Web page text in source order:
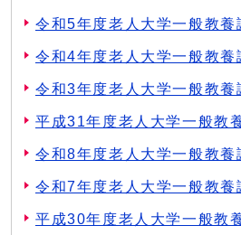
令和5年度老人大学一般教養
令和4年度老人大学一般教養
令和3年度老人大学一般教養
平成31年度老人大学一般教
令和8年度老人大学一般教養
令和7年度老人大学一般教養
平成30年度老人大学一般教